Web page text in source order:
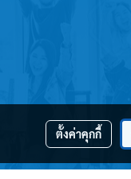
ตั้งค่าคุกกี้